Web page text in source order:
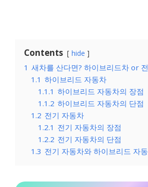
Contents hide
1 새차를 산다면? 하이브리드차 or
1.1 하이브리드 자동차
1.1.1 하이브리드 자동차의 장점
1.1.2 하이브리드 자동차의 단점
1.2 전기 자동차
1.2.1 전기 자동차의 장점
1.2.2 전기 자동차의 단점
1.3 전기 자동차와 하이브리드 자